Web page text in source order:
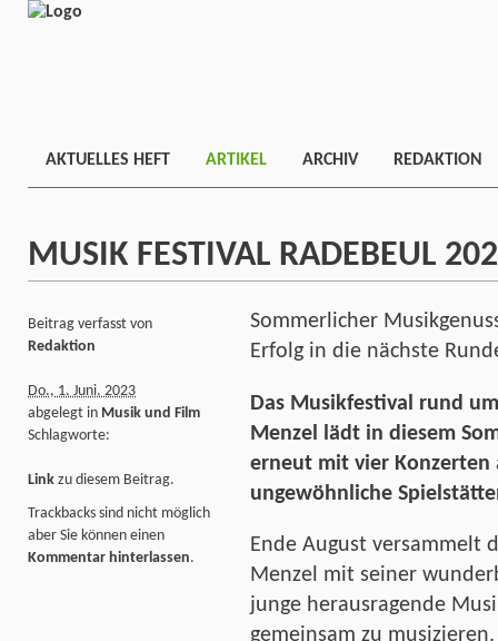
AKTUELLES HEFT ARTIKEL ARCHIV REDAKTION
MUSIK FESTIVAL RADEBEUL
Sommerlicher
Erfolg in die nächste
Das Musikfestival rund
Menzel lädt in diesem
erneut mit vier Konzerten
ungewöhnliche
Ende August versammelt
Menzel mit seiner
junge herausragende
gemeinsam zu musizieren.
Beitrag verfasst von
Redaktion
Do., 1. Juni. 2023
abgelegt in Musik und Film
Schlagworte:
Link zu diesem Beitrag.
Trackbacks sind nicht möglich
aber Sie können einen
Kommentar hinterlassen.